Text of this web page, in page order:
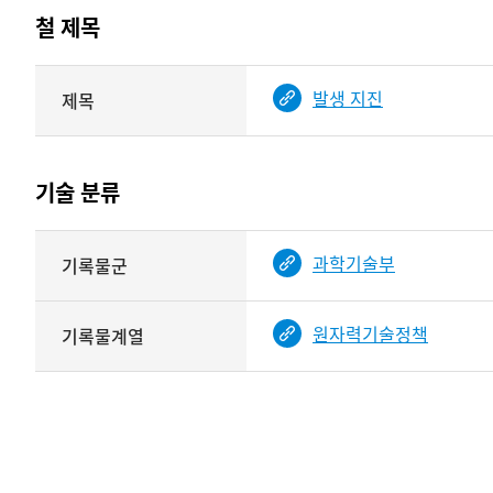
테이블
기여자
제공됨
<
철 제목
기록물
건의
제목를
보여주는
표
제목 발생 지진
기술 분류
분류
정보를
보여주는
표
기록물군 과학기술부
기록물계열 원자력기술정책